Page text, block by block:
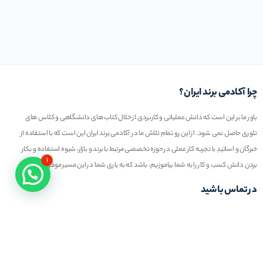
چرا آکادمی برند ایران؟
باور ما بر این است که دانش عملیاتی و کاربردی از خلال کتاب های دانشگاهی و کلاس های
تئوری حاصل نمی شود. از این رو تمام تلاش ما در آکادمی برند ایران این است که با استفاده از
خبرگان و اساتیدِ با تجربه کار عملی در حوزه تخصصی مرتبط با برند و بازار، شیوه استفاده و بکار
بردن دانش کسب و کار را به شما بیاموزیم. باشد که به یاری شما در این مسیر موفق عمل کنیم
در تماس باشید
۱